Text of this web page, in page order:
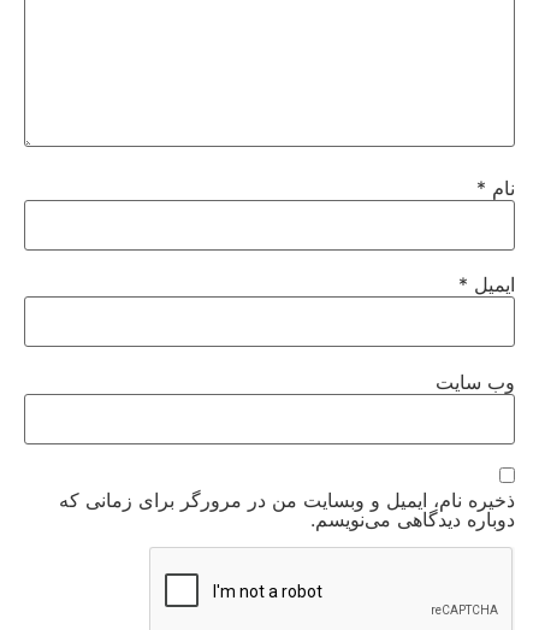
نام *
ایمیل *
وب‌ سایت
ذخیره نام، ایمیل و وبسایت من در مرورگر برای زمانی که
دوباره دیدگاهی می‌نویسم.